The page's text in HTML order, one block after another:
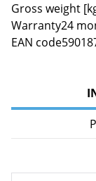
Gross weight
Warranty24
EAN